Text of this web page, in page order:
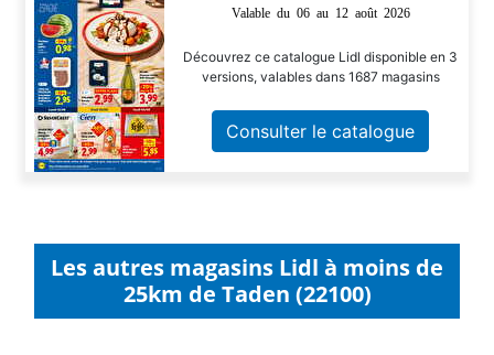
Valable du 06 au 12 août 2026
Découvrez ce catalogue Lidl disponible en 3
versions, valables dans 1687 magasins
Consulter le catalogue
Les autres magasins Lidl à moins de
25km de Taden (22100)